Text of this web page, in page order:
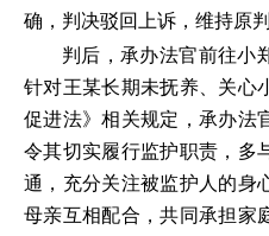
确，判决驳回上诉，维持原判
判后，承办法官前往小
针对王某长期未抚养、关心
促进法》相关规定，承办法
令其切实履行监护职责，多
通，充分关注被监护人的身
母亲互相配合，共同承担家